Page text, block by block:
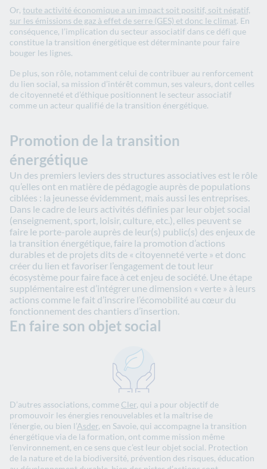
Or, toute activité économique a un impact soit positif, soit négatif,
sur les émissions de gaz à effet de serre (GES) et donc le climat. En
conséquence, l’implication du secteur associatif dans ce défi que
constitue la transition énergétique est déterminante pour faire
bouger les lignes.
De plus, son rôle, notamment celui de contribuer au renforcement
du lien social, sa mission d’intérêt commun, ses valeurs, dont celles
de citoyenneté et d’éthique positionnent le secteur associatif
comme un acteur qualifié de la transition énergétique.
Promotion de la transition
énergétique
Un des premiers leviers des structures associatives est le rôle
qu’elles ont en matière de pédagogie auprès de populations
ciblées : la jeunesse évidemment, mais aussi les entreprises.
Dans le cadre de leurs activités définies par leur objet social
(enseignement, sport, loisir, culture, etc.), elles peuvent se
faire le porte-parole auprès de leur(s) public(s) des enjeux de
la transition énergétique, faire la promotion d’actions
durables et de projets dits de « citoyenneté verte » et donc
créer du lien et favoriser l’engagement de tout leur
écosystème pour faire face à cet enjeu de société. Une étape
supplémentaire est d’intégrer une dimension « verte » à leurs
actions comme le fait d’inscrire l’écomobilité au cœur du
fonctionnement des chantiers d’insertion.
En faire son objet social
D’autres associations, comme Cler, qui a pour objectif de
promouvoir les énergies renouvelables et la maîtrise de
l’énergie, ou bien l’Asder, en Savoie, qui accompagne la transition
énergétique via de la formation, ont comme mission même
l’environnement, en ce sens que c’est leur objet social. Protection
de la nature et de la biodiversité, prévention des risques, éducation